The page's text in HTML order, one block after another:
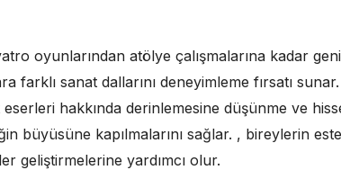
oyunlarından atölye çalışmalarına kadar
farklı sanat dallarını deneyimleme fırsatı sunar.
hakkında derinlemesine düşünme ve
büyüsüne kapılmalarını sağlar. , bireylerin
geliştirmelerine yardımcı olur.